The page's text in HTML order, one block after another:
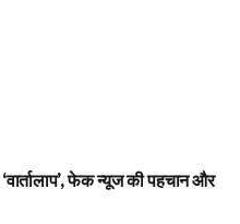
‘वार्तालाप’, फेक न्यूज की पहचान और